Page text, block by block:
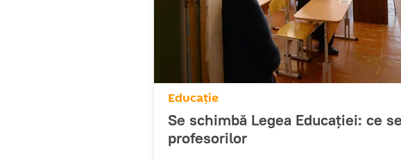
Educație
Se schimbă Legea Educației: ce
profesorilor